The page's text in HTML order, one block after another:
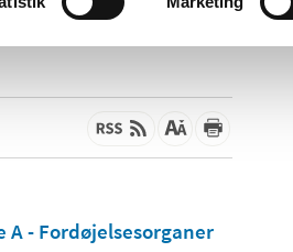
A - Fordøjelsesorganer